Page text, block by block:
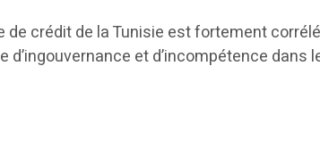
de crédit de la Tunisie est fortement
d’ingouvernance et d’incompétence